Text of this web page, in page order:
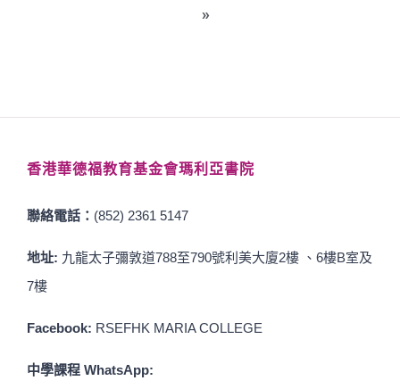
»
香港華德福教育基金會瑪利亞書院
聯絡電話： (852) 2361 5147
地址: 九龍太子彌敦道788至790號利美大廈2樓 、6樓B室及
7樓
Facebook: RSEFHK MARIA COLLEGE
中學課程 WhatsApp: